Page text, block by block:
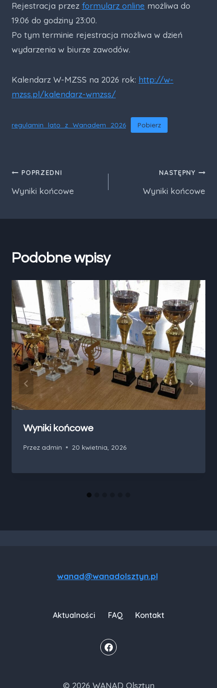
Rejestracja przez formularz online możliwa do
19.06 do godziny 23:00.
Po tym terminie rejestracja możliwa w dzień
wydarzenia w biurze zawodów.
Kalendarz W-MZSS na 2026 rok: http://w-
mzss.pl/kalendarz-wmzss/
regulamin_lato_z_Wanadem_2026 Pobierz
Nawigacja
wpisu
POPRZEDNI
Wyniki końcowe
NASTĘPNY
Wyniki końcowe
Podobne wpisy
Wyniki końcowe
Przez admin 20 kwietnia, 2026
wanad@wanadolsztyn.pl
Aktualności FAQ Kontakt
© 2026 WANAD Olsztyn